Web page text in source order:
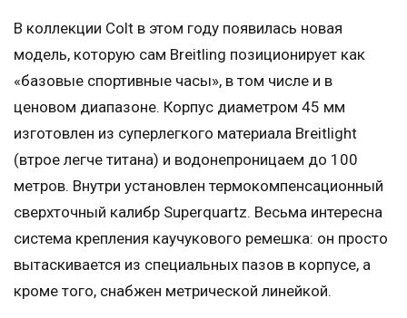
В коллекции Colt в этом году появилась новая
модель, которую сам Breitling позиционирует как
«базовые спортивные часы», в том числе и в
ценовом диапазоне. Корпус диаметром 45 мм
изготовлен из суперлегкого материала Breitlight
(втрое легче титана) и водонепроницаем до 100
метров. Внутри установлен термокомпенсационный
сверхточный калибр Superquartz. Весьма интересна
система крепления каучукового ремешка: он просто
вытаскивается из специальных пазов в корпусе, а
кроме того, снабжен метрической линейкой.